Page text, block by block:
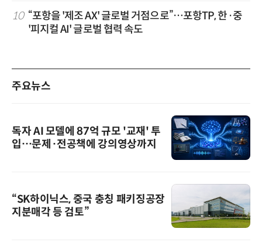
10 “포항을 '제조 AX' 글로벌 거점으로”…포항TP, 한·중
'피지컬 AI' 글로벌 협력 속도
주요뉴스
독자 AI 모델에 87억 규모 '교재' 투
입…문제·전공책에 강의영상까지
“SK하이닉스, 중국 충칭 패키징공장
지분매각 등 검토”